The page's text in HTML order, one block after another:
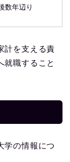
数年辺り
計を支える責
就職すること
学の情報につ